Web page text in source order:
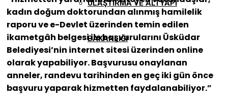
ULAŞTIRMA VE ALTYAPI
BAKANLIĞI
kadın doğum doktorundan alınmış hamilelik
raporu ve e-Devlet üzerinden temin edilen
ikametgâh belgesi ile başvurularını Üsküdar
Belediyesi’nin internet sitesi üzerinden online
olarak yapabiliyor. Başvurusu onaylanan
anneler, randevu tarihinden en geç iki gün önce
başvuru yaparak hizmetten faydalanabiliyor.”